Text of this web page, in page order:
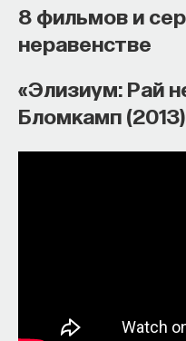
8 фильмов и
неравенстве
«Элизиум: Рай
Бломкамп (2013)